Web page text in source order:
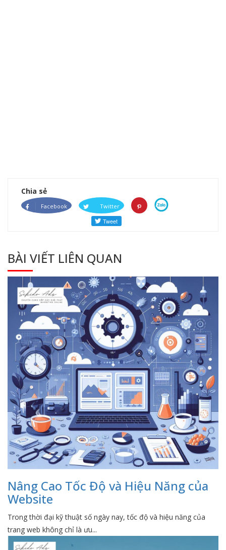
Chia sẻ
Facebook Twitter
BÀI VIẾT LIÊN QUAN
Nâng Cao Tốc Độ và Hiệu Năng của
Website
Trong thời đại kỹ thuật số ngày nay, tốc độ và hiệu năng của
trang web không chỉ là ưu...